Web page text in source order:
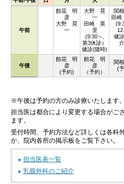
午前
館花 明
彦
大野 晃
一
大野 晃
一
田崎 英
里
(9:30～,
第3休診）
健診(随時)
関
田
健
午後
館花 明
彦
(予約)
館花 明
彦
（予約）
関
(
※午後は予約の方のみ診療いたします。
担当医は都合により変更する場合がご
ます。
受付時間、予約方法など詳しくは各科
か、院内各所の掲示板をご覧下さい。
担当医表一覧
乳腺外科のご紹介